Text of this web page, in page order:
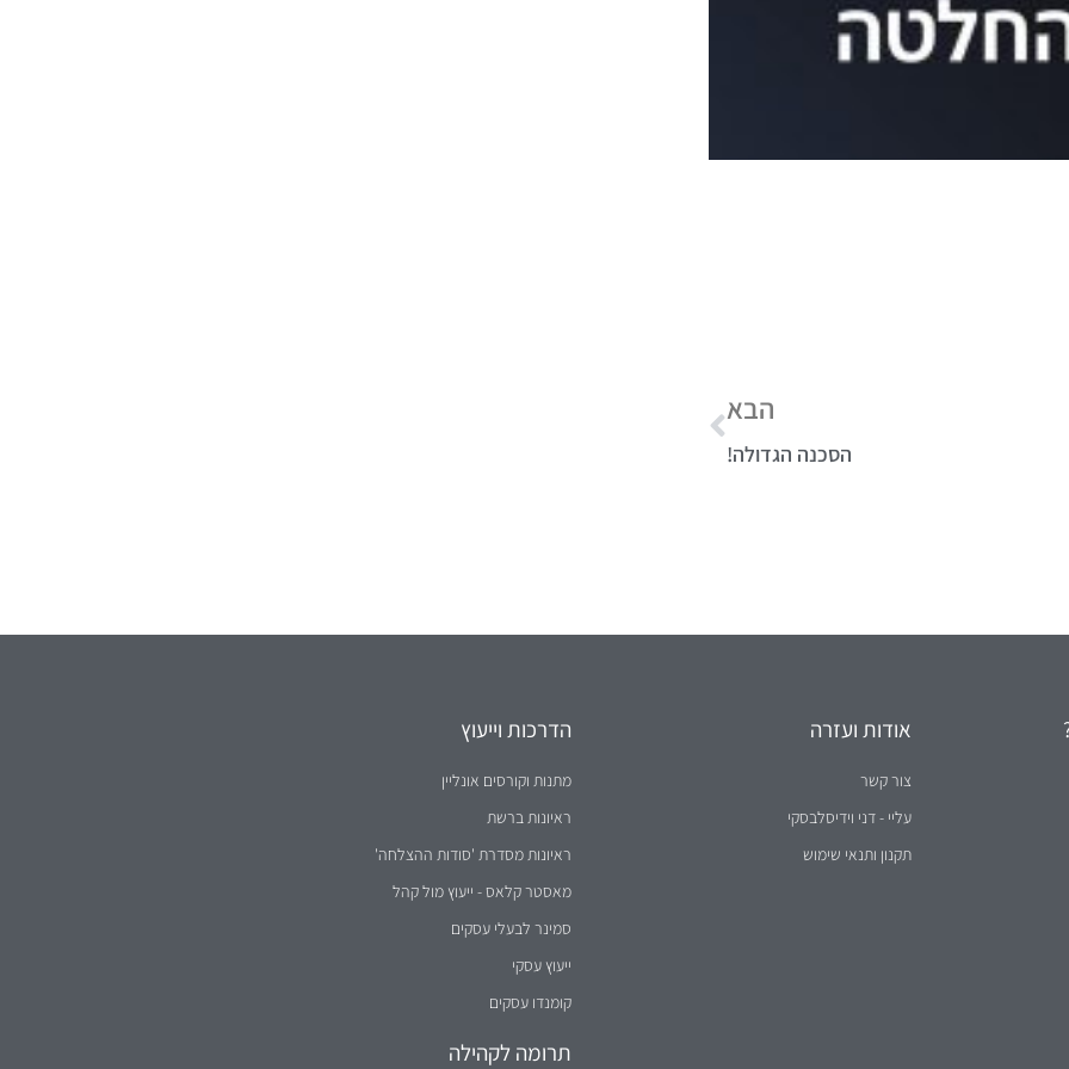
הבא
הסכנה הגדולה!
אודות ועזרה
צור קשר
עליי - דני וידיסלבסקי
תקנון ותנאי שימוש
הדרכות וייעוץ
מתנות וקורסים אונליין
ראיונות ברשת
ראיונות מסדרת 'סודות ההצלחה'
מאסטר קלאס - ייעוץ מול קהל
סמינר לבעלי עסקים
ייעוץ עסקי
קומנדו עסקים
תרומה לקהילה